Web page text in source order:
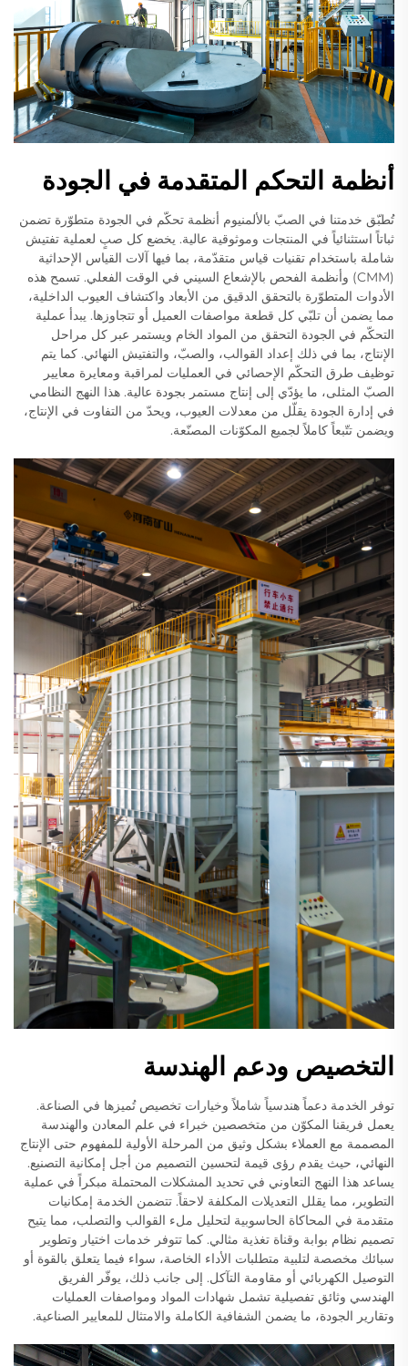
أنظمة التحكم المتقدمة في الجودة
تُطبّق خدمتنا في الصبّ بالألمنيوم أنظمة تحكّم في الجودة متطوّرة تضمن
ثباتاً استثنائياً في المنتجات وموثوقية عالية. يخضع كل صبٍ لعملية تفتيش
شاملة باستخدام تقنيات قياس متقدّمة، بما فيها آلات القياس الإحداثية
(CMM) وأنظمة الفحص بالإشعاع السيني في الوقت الفعلي. تسمح هذه
الأدوات المتطوّرة بالتحقق الدقيق من الأبعاد واكتشاف العيوب الداخلية،
مما يضمن أن تلبّي كل قطعة مواصفات العميل أو تتجاوزها. يبدأ عملية
التحكّم في الجودة التحقق من المواد الخام ويستمر عبر كل مراحل
الإنتاج، بما في ذلك إعداد القوالب، والصبّ، والتفتيش النهائي. كما يتم
توظيف طرق التحكّم الإحصائي في العمليات لمراقبة ومعايرة معايير
الصبّ المثلى، ما يؤدّي إلى إنتاج مستمر بجودة عالية. هذا النهج النظامي
في إدارة الجودة يقلّل من معدلات العيوب، ويحدّ من التفاوت في الإنتاج،
ويضمن تتّبعاً كاملاً لجميع المكوّنات المصنّعة.
التخصيص ودعم الهندسة
توفر الخدمة دعماً هندسياً شاملاً وخيارات تخصيص تُميزها في الصناعة.
يعمل فريقنا المكوّن من متخصصين خبراء في علم المعادن والهندسة
المصممة مع العملاء بشكل وثيق من المرحلة الأولية للمفهوم حتى الإنتاج
النهائي، حيث يقدم رؤى قيمة لتحسين التصميم من أجل إمكانية التصنيع.
يساعد هذا النهج التعاوني في تحديد المشكلات المحتملة مبكراً في عملية
التطوير، مما يقلل التعديلات المكلفة لاحقاً. تتضمن الخدمة إمكانيات
متقدمة في المحاكاة الحاسوبية لتحليل ملء القوالب والتصلب، مما يتيح
تصميم نظام بوابة وقناة تغذية مثالي. كما تتوفر خدمات اختيار وتطوير
سبائك مخصصة لتلبية متطلبات الأداء الخاصة، سواء فيما يتعلق بالقوة أو
التوصيل الكهربائي أو مقاومة التآكل. إلى جانب ذلك، يوفّر الفريق
الهندسي وثائق تفصيلية تشمل شهادات المواد ومواصفات العمليات
وتقارير الجودة، ما يضمن الشفافية الكاملة والامتثال للمعايير الصناعية.